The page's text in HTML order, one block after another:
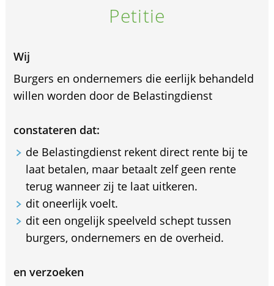
Petitie
Wij
Burgers en ondernemers die eerlijk behandeld
willen worden door de Belastingdienst
constateren dat:
de Belastingdienst rekent direct rente bij te
laat betalen, maar betaalt zelf geen rente
terug wanneer zij te laat uitkeren.
dit oneerlijk voelt.
dit een ongelijk speelveld schept tussen
burgers, ondernemers en de overheid.
en verzoeken